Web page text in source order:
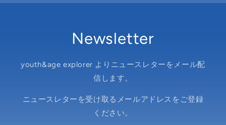
Newsletter
youth&age explorer よりニュースレターをメール配
信します。
ニュースレターを受け取るメールアドレスをご登録
ください。